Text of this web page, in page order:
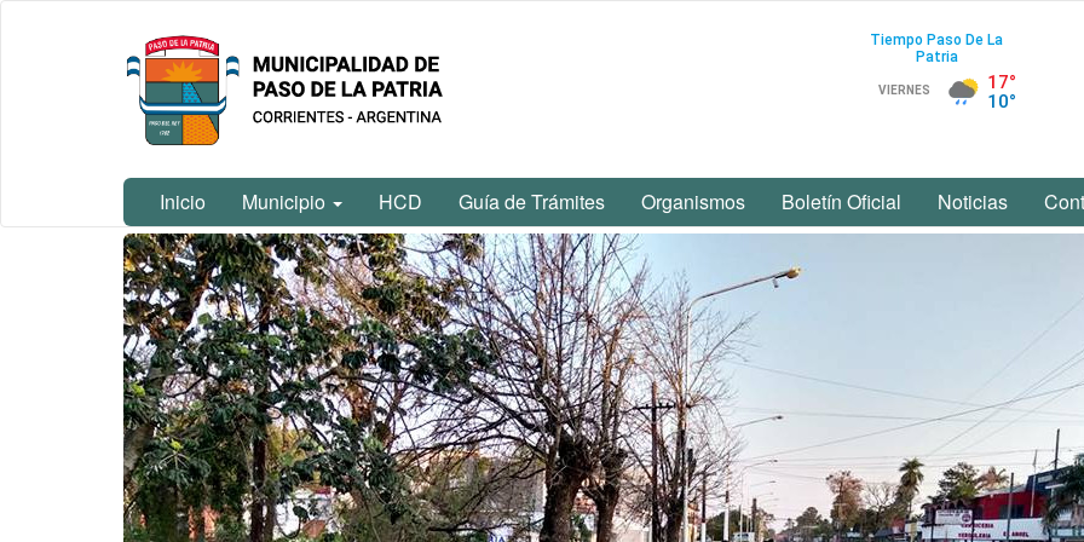
Municipalidad
de Paso De
La Patria
Inicio Municipio HCD Guía de Trámites Organismos Boletín Oficial Noticias
Contenido
principal